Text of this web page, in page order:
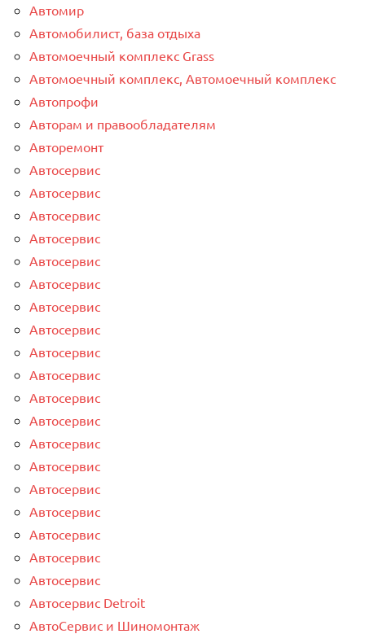
Автомир
Автомобилист, база отдыха
Автомоечный комплекс Grass
Автомоечный комплекс, Автомоечный комплекс
Автопрофи
Авторам и правообладателям
Авторемонт
Автосервис
Автосервис
Автосервис
Автосервис
Автосервис
Автосервис
Автосервис
Автосервис
Автосервис
Автосервис
Автосервис
Автосервис
Автосервис
Автосервис
Автосервис
Автосервис
Автосервис
Автосервис
Автосервис
Автосервис Detroit
АвтоСервис и Шиномонтаж